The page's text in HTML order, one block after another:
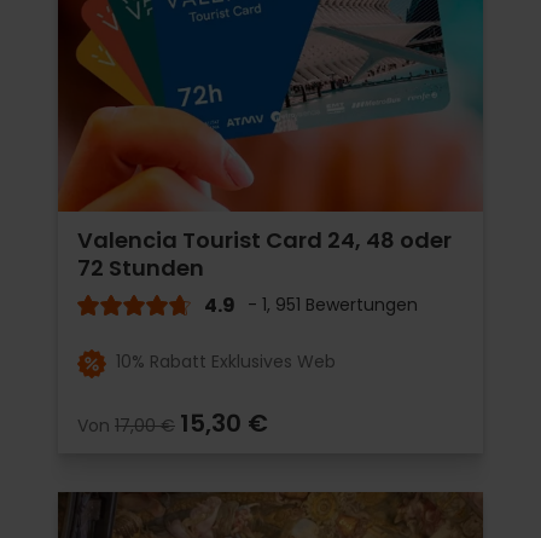
Valencia Tourist Card 24, 48 oder
72 Stunden
4.9 - 1, 951 Bewertungen
10% Rabatt Exklusives Web
Von 17,00 € 15,30 €